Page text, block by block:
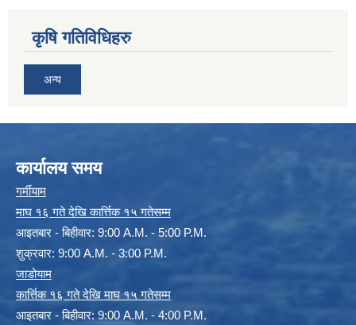
कृषि गतिविधिहरु
अन्य
कार्यालय समय
गर्मीयाम
माघ १६ गते देखि कार्त्तिक १५ गतेसम्म
आइतबार - बिहीवार: 9:00 A.M. - 5:00 P.M.
शुक्रवार: 9:00 A.M. - 3:00 P.M.
जाडोयाम
कार्त्तिक १६ गते देखि माघ १५ गतेसम्म
आइतबार - बिहीवार: 9:00 A.M. - 4:00 P.M.